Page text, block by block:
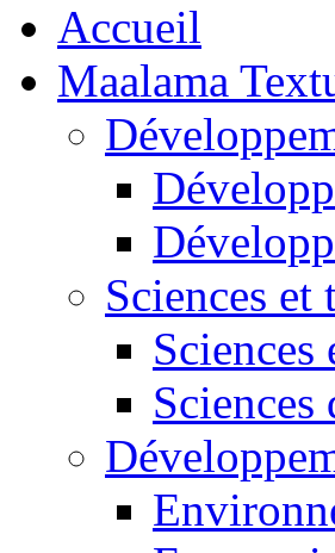
Accueil
Maalama
Sciences et
Sciences